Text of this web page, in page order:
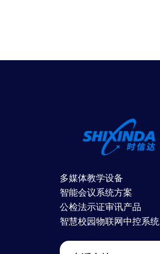
多媒体教学设备
智能会议系统方案
公检法示证审讯产品
智慧校园物联网中控系统